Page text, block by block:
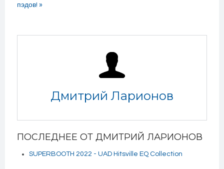
пэдов! »
Дмитрий Ларионов
ПОСЛЕДНЕЕ ОТ ДМИТРИЙ ЛАРИОНОВ
SUPERBOOTH 2022 - UAD Hitsville EQ Collection